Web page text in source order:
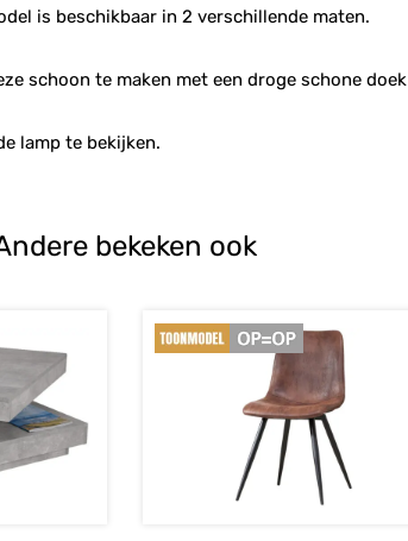
is beschikbaar in 2 verschillende maten.
schoon te maken met een droge schone doek
lamp te bekijken.
bekeken ook